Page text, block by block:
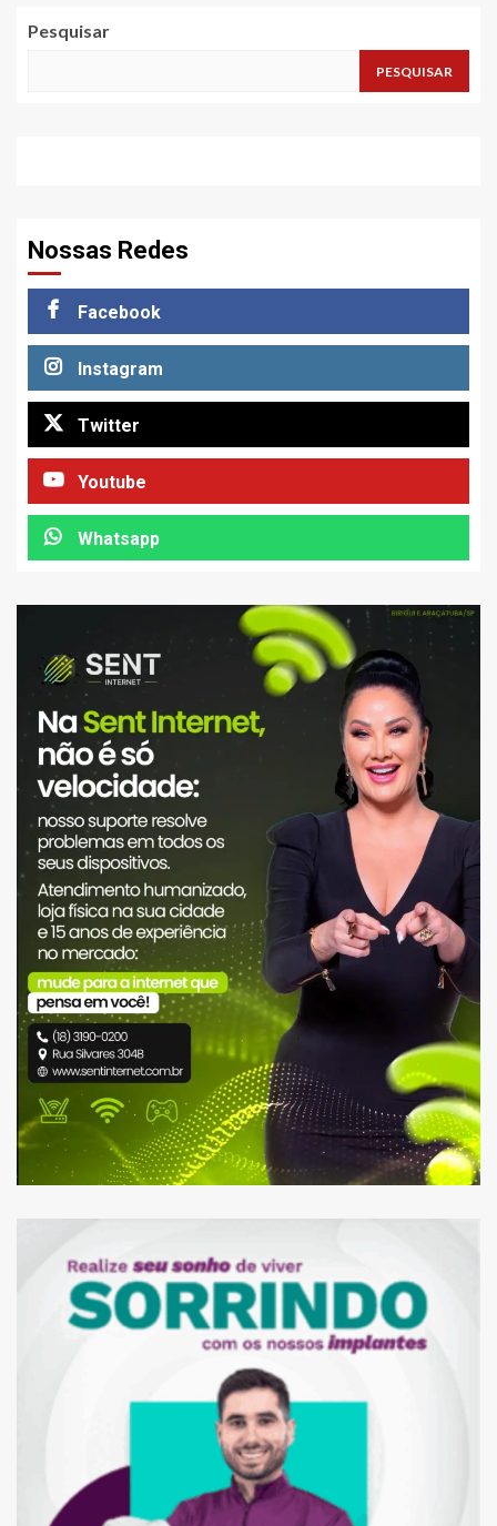
Pesquisar
PESQUISAR
Nossas Redes
Facebook
Instagram
Twitter
Youtube
Whatsapp